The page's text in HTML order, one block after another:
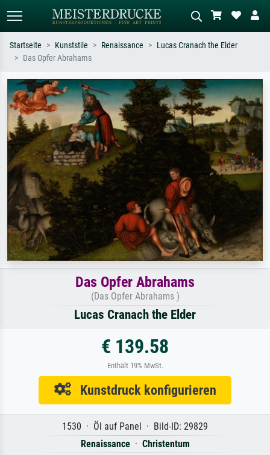
Suchen Sie nach Künstlern, Werktiteln
oder Stilen – z.B. Monet,
Sternennacht, Impressionismus, Welle
Hokusai, Akt.
Beschreiben Sie die Szene – z.B. Grüne
Wiese, Abstrakt mit viel Rot, Dunkles
Ölgemälde, Stehender Akt neben einem
Baum.
Startseite Kunststile Renaissance
Lucas Cranach the Elder
Das Opfer Abrahams
Das Opfer Abrahams
(Das Opfer Abrahams )
Lucas Cranach the Elder
€ 139.58
Enthält 19% MwSt.
Kunstdruck konfigurieren
1530 · Öl auf Panel · Bild-ID: 29829
Renaissance· Christentum